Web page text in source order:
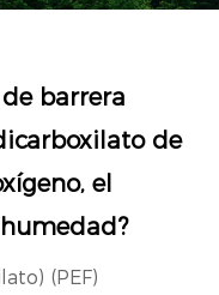
barrera
de
el
(PEF)